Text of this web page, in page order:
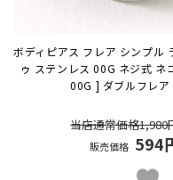
ボディピアス フレア シンプル
ゥ ステンレス 00G ネジ式 ネ
00G ] ダブルフレア
当店通常価格1,980
販売価格 594